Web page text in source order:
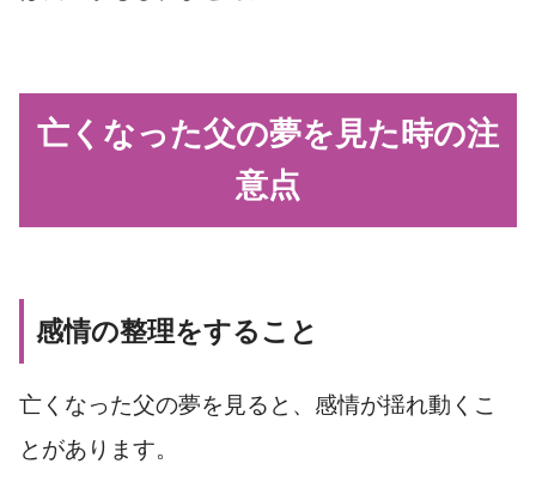
亡くなった父の夢を見た時の注
意点
感情の整理をすること
亡くなった父の夢を見ると、感情が揺れ動くこ
とがあります。